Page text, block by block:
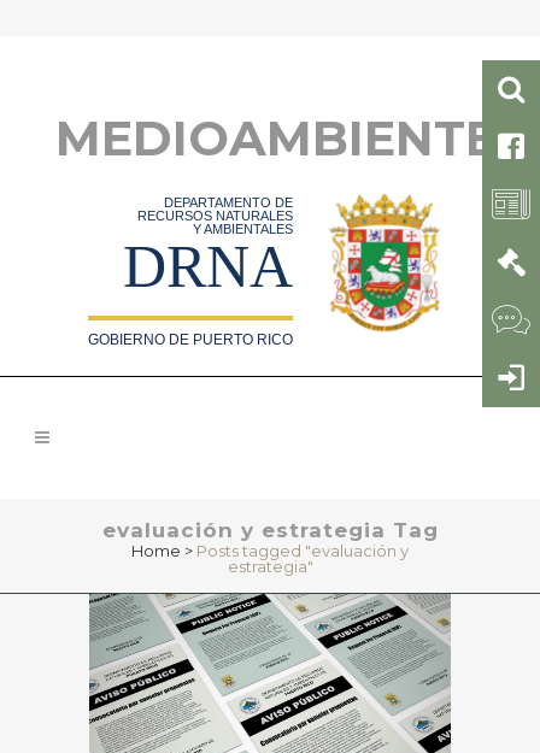
MEDIOAMBIENTE
DEPARTAMENTO DE
RECURSOS NATURALES
Y AMBIENTALES
DRNA
GOBIERNO DE PUERTO RICO
evaluación y estrategia Tag
Home > Posts tagged "evaluación y
estrategia"